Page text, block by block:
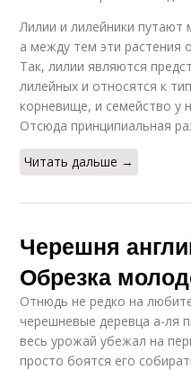
Лилии и лилейники
а между тем эти растения
Так, лилии являются
лилейных и относятся к
корневище, и семейство у
Отсюда принципиальная
Читать дальше →
Черешня
Обрезка
Отнюдь не редко на
черешневые деревца а-ля
весь урожай убежал на
просто боятся его